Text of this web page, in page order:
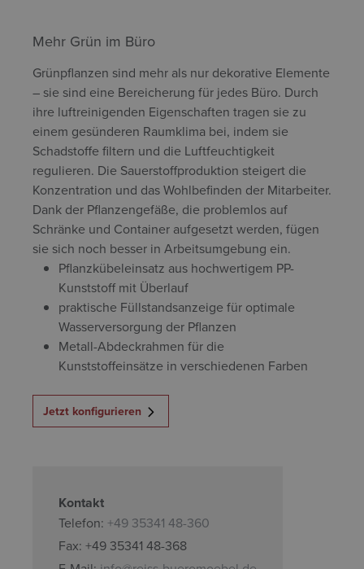
Mehr Grün im Büro
Grünpflanzen sind mehr als nur dekorative Elemente
– sie sind eine Bereicherung für jedes Büro. Durch
ihre luftreinigenden Eigenschaften tragen sie zu
einem gesünderen Raumklima bei, indem sie
Schadstoffe filtern und die Luftfeuchtigkeit
regulieren. Die Sauerstoffproduktion steigert die
Konzentration und das Wohlbefinden der Mitarbeiter.
Dank der Pflanzengefäße, die problemlos auf
Schränke und Container aufgesetzt werden, fügen
sie sich noch besser in Arbeitsumgebung ein.
Pflanzkübeleinsatz aus hochwertigem PP-
Kunststoff mit Überlauf
praktische Füllstandsanzeige für optimale
Wasserversorgung der Pflanzen
Metall-Abdeckrahmen für die
Kunststoffeinsätze in verschiedenen Farben
Jetzt konfigurieren
Kontakt
Telefon: +49 35341 48-360
Fax: +49 35341 48-368